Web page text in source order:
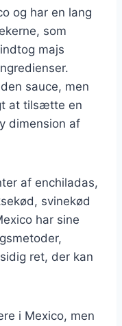
og har en lang
som
majs
sauce, men
at tilsætte en
dimension af
af enchiladas,
svinekød
har sine
ret, der kan
i Mexico, men